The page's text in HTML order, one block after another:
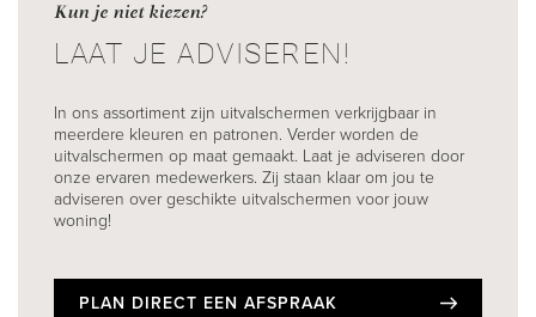
Kun je niet kiezen?
LAAT JE ADVISEREN!
In ons assortiment zijn uitvalschermen verkrijgbaar in
meerdere kleuren en patronen. Verder worden de
uitvalschermen op maat gemaakt. Laat je adviseren door
onze ervaren medewerkers. Zij staan klaar om jou te
adviseren over geschikte uitvalschermen voor jouw
woning!
PLAN DIRECT EEN AFSPRAAK